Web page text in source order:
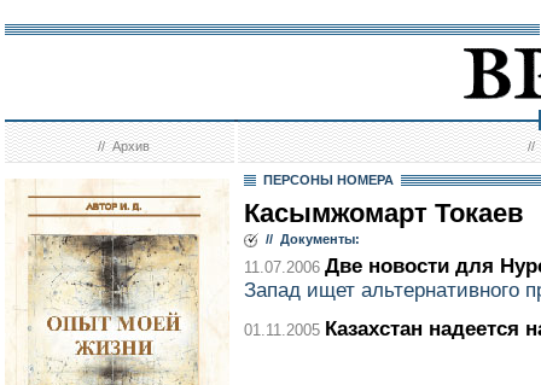
//Архив //
ПЕРСОНЫ НОМЕРА
Касымжомарт Токаев
// Документы:
11.07.2006 Две новости для
Запад ищет альтернативного
01.11.2005 Казахстан надеется